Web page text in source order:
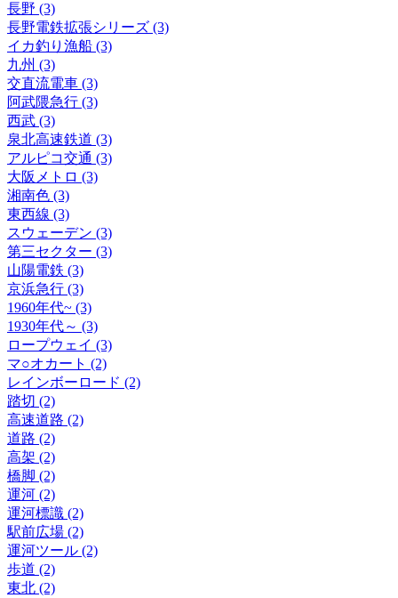
長野 (3)
長野電鉄拡張シリーズ (3)
イカ釣り漁船 (3)
九州 (3)
交直流電車 (3)
阿武隈急行 (3)
西武 (3)
泉北高速鉄道 (3)
アルピコ交通 (3)
大阪メトロ (3)
湘南色 (3)
東西線 (3)
スウェーデン (3)
第三セクター (3)
山陽電鉄 (3)
京浜急行 (3)
1960年代~ (3)
1930年代～ (3)
ロープウェイ (3)
マ○オカート (2)
レインボーロード (2)
踏切 (2)
高速道路 (2)
道路 (2)
高架 (2)
橋脚 (2)
運河 (2)
運河標識 (2)
駅前広場 (2)
運河ツール (2)
歩道 (2)
東北 (2)